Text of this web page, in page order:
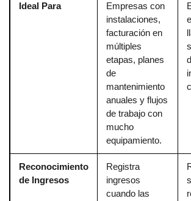
Ideal Para
Empresas con
instalaciones,
facturación en
múltiples
etapas, planes
de
mantenimiento
anuales y flujos
de trabajo con
mucho
equipamiento.
Reconocimiento
de Ingresos
Registra
ingresos
cuando las